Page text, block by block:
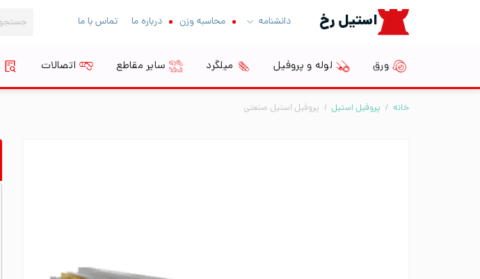
استیل رخ دانشنامه محاسبه وزن درباره ما تماس با ما
برای:
ورق لوله و پروفیل میلگرد سایر مقاطع اتصالات
خانه / پروفیل استیل / پروفیل استیل صنعتی